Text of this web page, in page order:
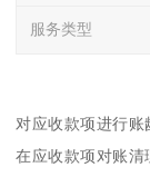
服务类型
对应收款项进行
在应收款项对账